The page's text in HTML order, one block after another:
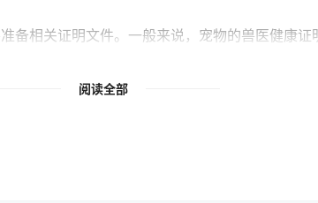
备相关证明文件。一般来说，宠物的兽医健康
所有者应该提前了解相关要求，并按照规定提
阅读全部